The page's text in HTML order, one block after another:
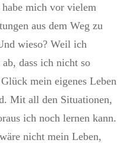
mich vor vielem
aus dem Weg zu
wieso? Weil ich
dass ich nicht so
mein eigenes Leben
Mit all den Situationen,
ich noch lernen kann.
nicht mein Leben,